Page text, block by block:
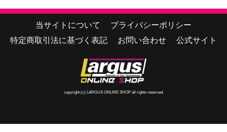
当サイトについて
プライバシーポリシー
特定商取引法に基づく表記
お問い合わせ 公式サイト
copyright (c) LARGUS ONLINE SHOP all rights reserved.